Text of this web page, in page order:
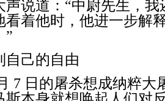
声说道：“中尉先生，我
看着他时，他进一步解
”
自己的自由
7 日的屠杀想成纳粹大